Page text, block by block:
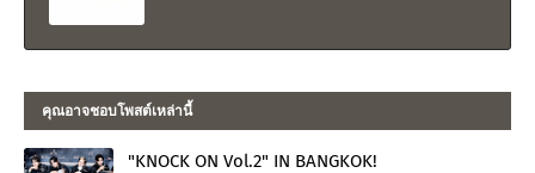
คุณอาจชอบโพสต์เหล่านี้
"KNOCK ON Vol.2" IN BANGKOK!